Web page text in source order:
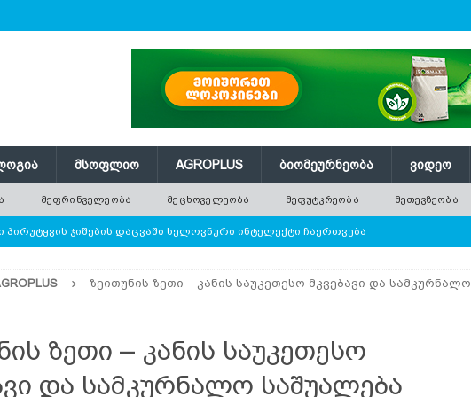
ᲛᲡᲝᲤᲚᲘᲝ AGROPLUS ᲑᲘᲝᲛᲔᲣᲠᲜᲔᲝᲑᲐ ᲕᲘᲓᲔᲝ
ᲛᲔᲤᲠᲘᲜᲕᲔᲚᲔᲝᲑᲐ ᲛᲔᲪᲮᲝᲕᲔᲚᲔᲝᲑᲐ ᲛᲔᲤᲣᲢᲙᲠᲔᲝᲑᲐ ᲛᲔᲗᲔᲕᲖᲔᲝᲑᲐ
ჯიშების დაცვაში ხელოვნური ინტელექტი ჩაერთვება
ათობით ახალი ნერგი — რატომ ვერ ანაცვლებს დარგვა
თავად არეგულირებს ᲢᲔᲥᲜᲝᲚᲝᲒᲘᲐ
ბოსტნეული, რომლის პოპულარობა მსოფლიოში სწრაფად
ზეითუნის ზეთი – კანის საუკეთესო მკვებავი და სამკურნალო
ზეთი – კანის საუკეთესო
და სამკურნალო საშუალება